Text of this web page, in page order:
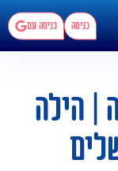
כניסה כניסה עם
| הילה